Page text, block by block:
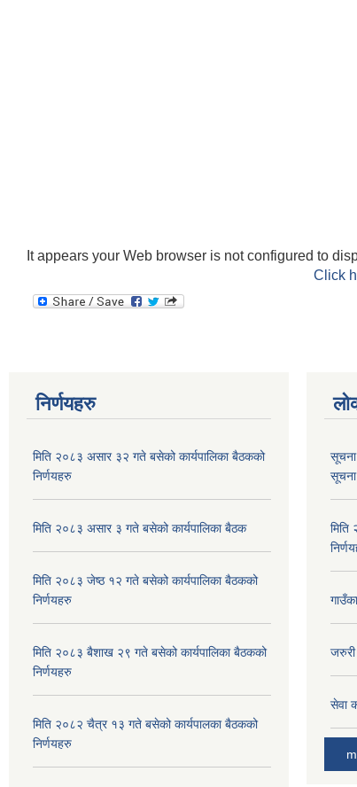
It appears your Web browser is not configured to
Click
निर्णयहरु
मिति २०८३ असार ३२ गते बसेको कार्यपालिका बैठकको
निर्णयहरु
मिति २०८३ असार ३ गते बसेको कार्यपालिका बैठक
मिति २०८३ जेष्ठ १२ गते बसेको कार्यपालिका बैठकको
निर्णयहरु
मिति २०८३ बैशाख २९ गते बसेको कार्यपालिका बैठकको
निर्णयहरु
मिति २०८२ चैत्र १३ गते बसेको कार्यपालका बैठकको
निर्णयहरु
सूचना
मिति
सेवा